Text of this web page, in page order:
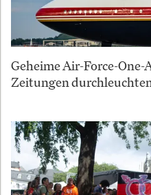
Geheime Air-Force-
Zeitungen